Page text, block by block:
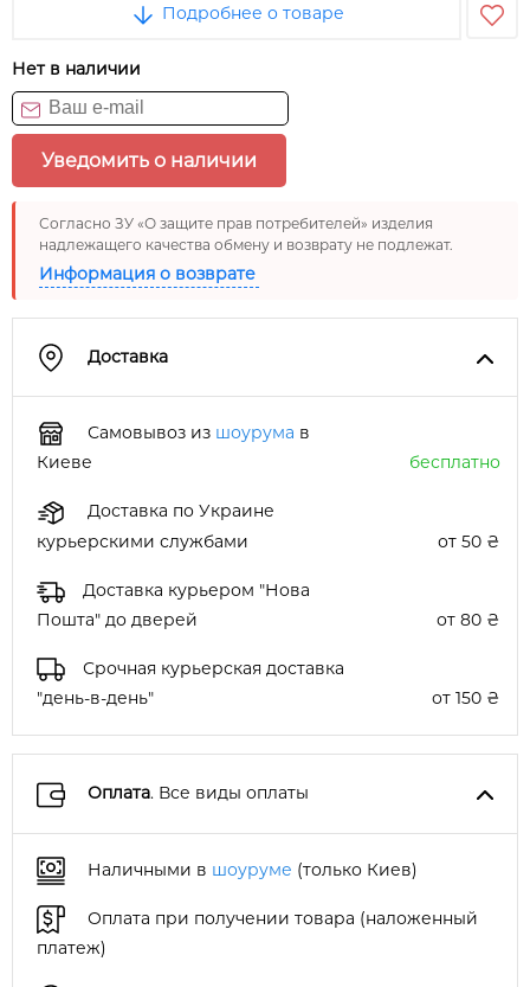
Подробнее о товаре
Нет в наличии
Уведомить о наличии
Согласно ЗУ «О защите прав потребителей» изделия
надлежащего качества обмену и возврату не подлежат.
Информация о возврате
Доставка
Самовывоз из шоурума в
Киеве
бесплатно
Доставка по Украине
курьерскими службами
от 50 ₴
Доставка курьером "Нова
Пошта" до дверей
от 80 ₴
Срочная курьерская доставка
"день-в-день"
от 150 ₴
Оплата. Все виды оплаты
Наличными в шоуруме (только Киев)
Оплата при получении товара (наложенный
платеж)